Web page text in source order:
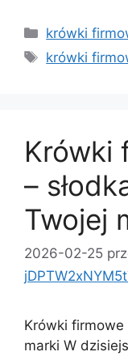
Kategorie
krówki
Tagi
krówki
Krówki
–
Twojej
2026-02-25
Krówki firmowe
marki W